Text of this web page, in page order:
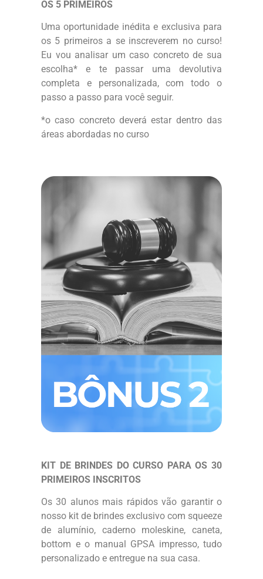
OS 5 PRIMEIROS
Uma oportunidade inédita e exclusiva para
os 5 primeiros a se inscreverem no curso!
Eu vou analisar um caso concreto de sua
escolha* e te passar uma devolutiva
completa e personalizada, com todo o
passo a passo para você seguir.
*o caso concreto deverá estar dentro das
áreas abordadas no curso
KIT DE BRINDES DO CURSO PARA OS 30
PRIMEIROS INSCRITOS
Os 30 alunos mais rápidos vão garantir o
nosso kit de brindes exclusivo com squeeze
de alumínio, caderno moleskine, caneta,
bottom e o manual GPSA impresso, tudo
personalizado e entregue na sua casa.